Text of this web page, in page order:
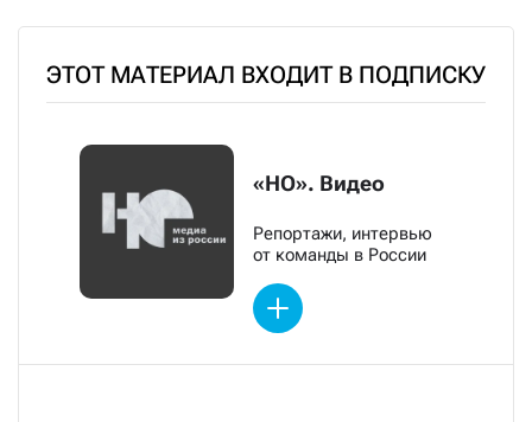
ЭТОТ МАТЕРИАЛ ВХОДИТ В ПОДПИСКУ
«НО». Видео
Репортажи, интервью
от команды в России